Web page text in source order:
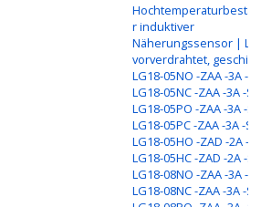
r induktiver
Näherungssensor |
vorverdrahtet,
LG18-05NO -ZAA -3A -
LG18-05NC -ZAA -3A -
LG18-05PO -ZAA -3A -
LG18-05PC -ZAA -3A -
LG18-05HO -ZAD -2A -
LG18-05HC -ZAD -2A -
LG18-08NO -ZAA -3A -
LG18-08NC -ZAA -3A -